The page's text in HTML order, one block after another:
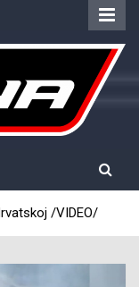
/VIDEO/